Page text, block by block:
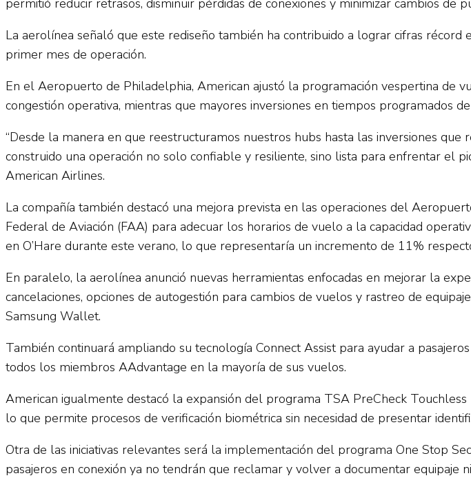
La aerolínea señaló que este rediseño también ha contribuido a lograr cifras
primer mes de operación.
En el Aeropuerto de Philadelphia, American ajustó la programación vespertina de
congestión operativa, mientras que mayores inversiones en tiempos programados
“Desde la manera en que reestructuramos nuestros hubs hasta las inversiones
construido una operación no solo confiable y resiliente, sino lista para enfrentar el
American Airlines.
La compañía también destacó una mejora prevista en las operaciones del
Federal de Aviación (FAA) para adecuar los horarios de vuelo a la capacidad
en O’Hare durante este verano, lo que representaría un incremento de 11%
En paralelo, la aerolínea anunció nuevas herramientas enfocadas en mejorar la
cancelaciones, opciones de autogestión para cambios de vuelos y rastreo de
Samsung Wallet.
También continuará ampliando su tecnología Connect Assist para ayudar a
todos los miembros AAdvantage en la mayoría de sus vuelos.
American igualmente destacó la expansión del programa TSA PreCheck
lo que permite procesos de verificación biométrica sin necesidad de presentar
Otra de las iniciativas relevantes será la implementación del programa One Stop
pasajeros en conexión ya no tendrán que reclamar y volver a documentar equipaje